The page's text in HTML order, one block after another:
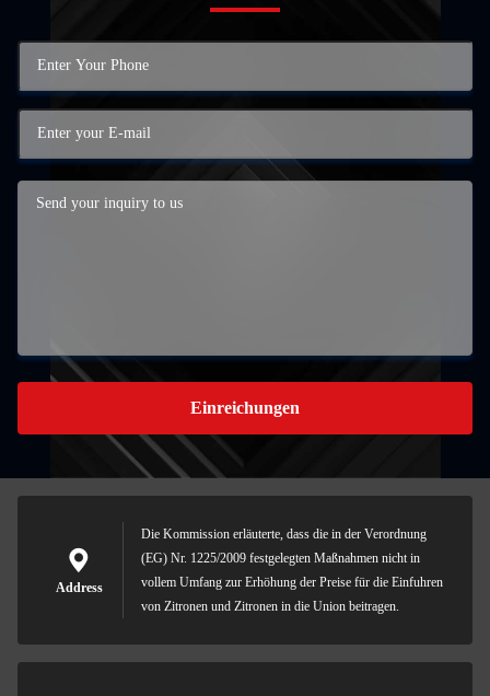
Einreichungen
Address
Die Kommission erläuterte, dass die in der Verordnung
(EG) Nr. 1225/2009 festgelegten Maßnahmen nicht in
vollem Umfang zur Erhöhung der Preise für die Einfuhren
von Zitronen und Zitronen in die Union beitragen.